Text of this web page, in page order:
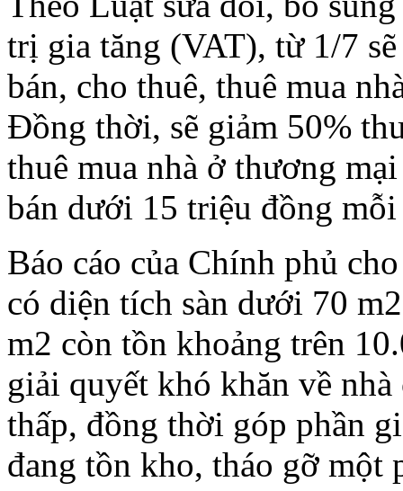
trị gia tăng (VAT), từ 1/7
bán, cho thuê, thuê mua
Đồng thời, sẽ giảm 50%
thuê mua nhà ở thương
bán dưới 15 triệu đồng
Báo cáo của Chính phủ
có diện tích sàn dưới 70
m2 còn tồn khoảng trên
giải quyết khó khăn về
thấp, đồng thời góp phần
đang tồn kho, tháo gỡ một